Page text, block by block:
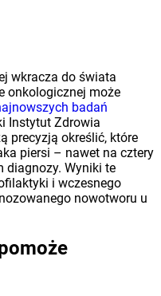
wkracza do świata
onkologicznej może
badań
Instytut Zdrowia
precyzją określić, które
piersi – nawet na cztery
diagnozy. Wyniki te
i wczesnego
nowotworu u